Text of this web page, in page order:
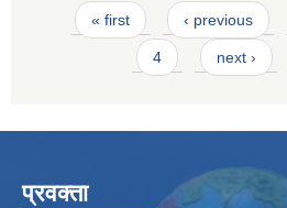
Pages
« first ‹ previous
4 next ›
प्रवक्ता